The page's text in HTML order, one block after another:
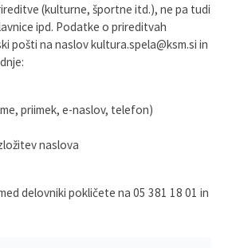
(kulturne, športne itd.), ne pa tudi
ipd. Podatke o prireditvah
pošti na naslov kultura.spela@ksm.si in
priimek, e-naslov, telefon)
naslova
delovniki pokličete na 05 381 18 01 in